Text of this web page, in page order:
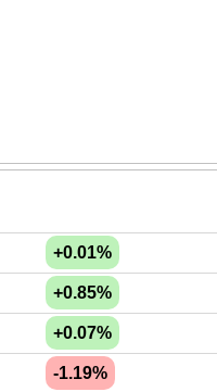
+0.01%
+0.85%
+0.07%
-1.19%